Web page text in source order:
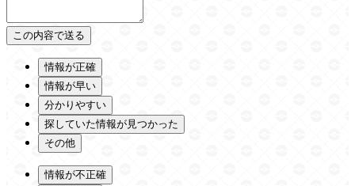
情報が正確
情報が早い
分かりやすい
探していた情報が見つかった
その他
情報が不正確